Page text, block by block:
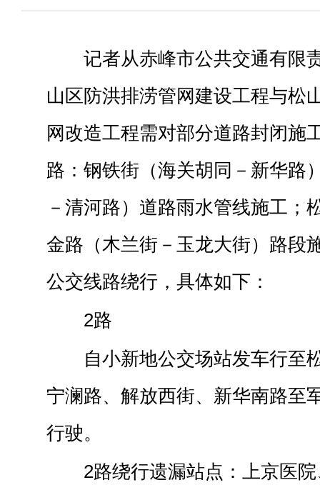
记者从赤峰市公共交通有限
山区防洪排涝管网建设工程与松
网改造工程需对部分道路封闭施
路：钢铁街（海关胡同－新华路
－清河路）道路雨水管线施工；
金路（木兰街－玉龙大街）路段
公交线路绕行，具体如下：
2路
自小新地公交场站发车行至
宁澜路、解放西街、新华南路至
行驶。
2路绕行遗漏站点：上京医